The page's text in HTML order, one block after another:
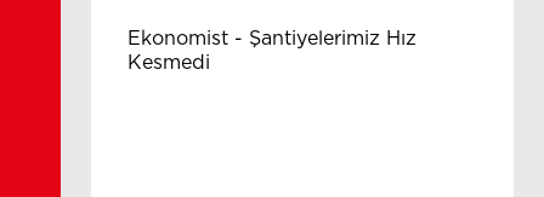
Ekonomist - Şantiyelerimiz Hız
Kesmedi